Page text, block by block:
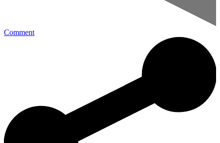
Comment